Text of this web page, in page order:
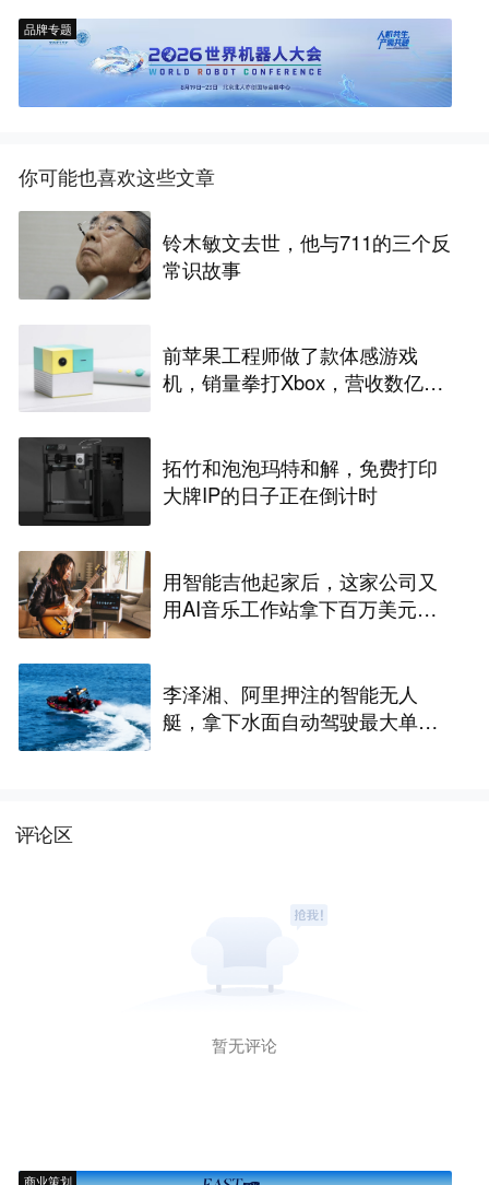
品牌专题
你可能也喜欢这些文章
铃木敏文去世，他与711的三个反
常识故事
前苹果工程师做了款体感游戏
机，销量拳打Xbox，营收数亿美
拓竹和泡泡玛特和解，免费打印
大牌IP的日子正在倒计时
用智能吉他起家后，这家公司又
用AI音乐工作站拿下百万美元众
李泽湘、阿里押注的智能无人
艇，拿下水面自动驾驶最大单笔
评论区
暂无评论
商业策划